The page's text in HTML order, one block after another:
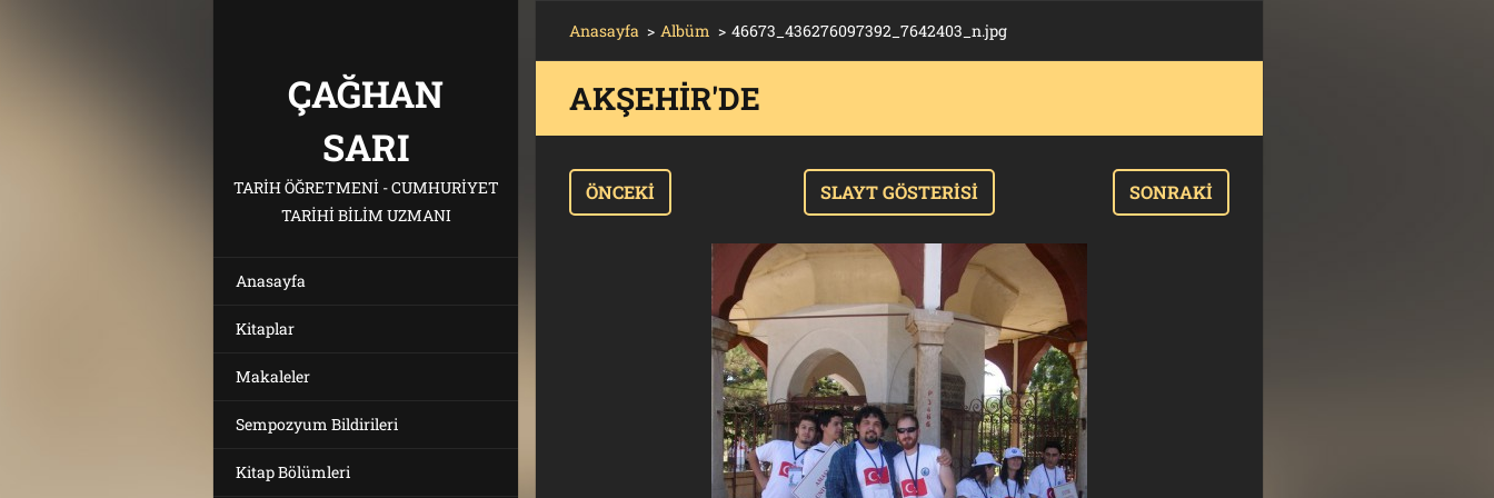
ÇAĞHAN
SARI
TARIH ÖĞRETMENI - CUMHURIYET
TARIHI BILIM UZMANI
Anasayfa
Kitaplar
Makaleler
Sempozyum Bildirileri
Kitap Bölümleri
Anasayfa > Albüm > 46673_436276097392_7642403_n.jpg
AKŞEHIR'DE
ÖNCEKI SLAYT GÖSTERISI SONRAKI